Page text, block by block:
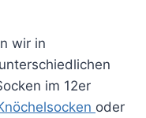
wir in
im 12er
oder